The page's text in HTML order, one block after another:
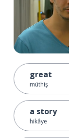
great
müthiş
a story
hikâye